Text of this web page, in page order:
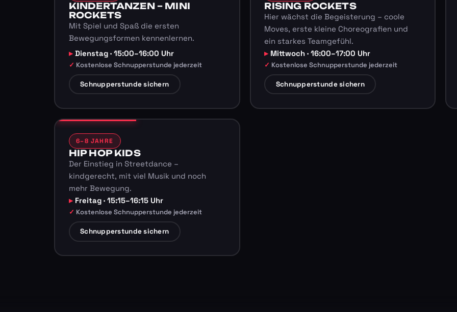
KINDERTANZEN – MINI
ROCKETS
Mit Spiel und Spaß die ersten
Bewegungsformen kennenlernen.
Dienstag · 15:00–16:00 Uhr
Kostenlose Schnupperstunde jederzeit
Schnupperstunde sichern
RISING ROCKETS
Hier wächst die Begeisterung – coole
Moves, erste kleine Choreografien und
ein starkes Teamgefühl.
Mittwoch · 16:00–17:00 Uhr
Kostenlose Schnupperstunde jederzeit
Schnupperstunde sichern
6–8 JAHRE
HIP HOP KIDS
Der Einstieg in Streetdance –
kindgerecht, mit viel Musik und noch
mehr Bewegung.
Freitag · 15:15–16:15 Uhr
Kostenlose Schnupperstunde jederzeit
Schnupperstunde sichern